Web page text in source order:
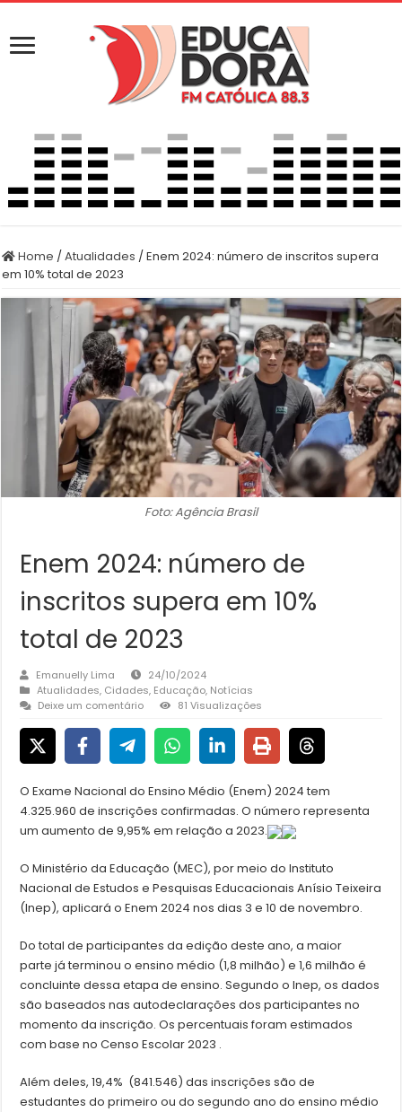
Home /Atualidades /Enem 2024: número de inscritos supera
em 10% total de 2023
Foto: Agência Brasil
Enem 2024: número de
inscritos supera em 10%
total de 2023
Emanuelly Lima
24/10/2024
Atualidades, Cidades, Educação, Notícias
Deixe um comentário
81 Visualizações
O Exame Nacional do Ensino Médio (Enem) 2024 tem
4.325.960 de inscrições confirmadas. O número representa
um aumento de 9,95% em relação a 2023.
O Ministério da Educação (MEC), por meio do Instituto
Nacional de Estudos e Pesquisas Educacionais Anísio Teixeira
(Inep), aplicará o Enem 2024 nos dias 3 e 10 de novembro.
Do total de participantes da edição deste ano, a maior
parte já terminou o ensino médio (1,8 milhão) e 1,6 milhão é
concluinte dessa etapa de ensino. Segundo o Inep, os dados
são baseados nas autodeclarações dos participantes no
momento da inscrição. Os percentuais foram estimados
com base no Censo Escolar 2023 .
Além deles, 19,4% (841.546) das inscrições são de
estudantes do primeiro ou do segundo ano do ensino médio